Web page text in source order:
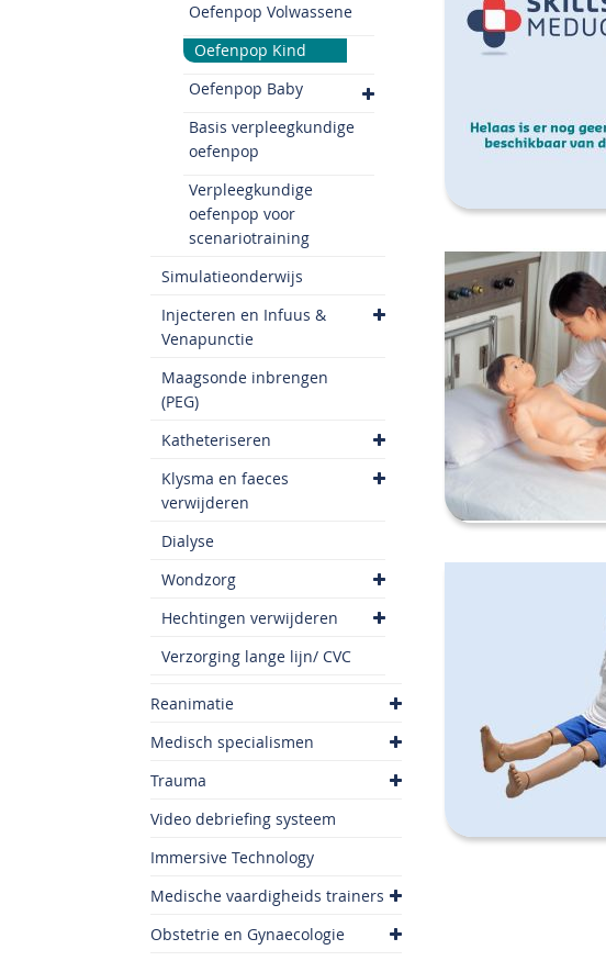
Oefenpop Volwassene
Oefenpop Kind
Oefenpop Baby
Basis verpleegkundige
oefenpop
Verpleegkundige
oefenpop voor
scenariotraining
Simulatieonderwijs
Injecteren en Infuus &
Venapunctie
Maagsonde inbrengen
(PEG)
Katheteriseren
Klysma en faeces
verwijderen
Dialyse
Wondzorg
Hechtingen verwijderen
Verzorging lange lijn/ CVC
Reanimatie
Medisch specialismen
Trauma
Video debriefing systeem
Immersive Technology
Medische vaardigheids trainers
Obstetrie en Gynaecologie